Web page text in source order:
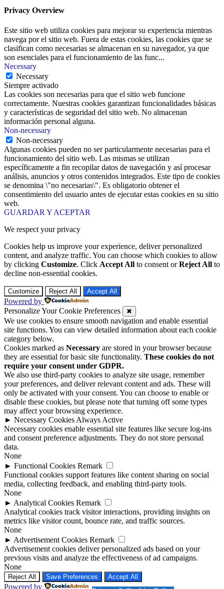
Privacy Overview
Este sitio web utiliza cookies para mejorar su experiencia mientras
navega por el sitio web. Fuera de estas cookies, las cookies que se
clasifican como necesarias se almacenan en su navegador, ya que
son esenciales para el funcionamiento de las func...
Necessary
Necessary
Siempre activado
Las cookies son necesarias para que el sitio web funcione
correctamente. Nuestras cookies garantizan funcionalidades básicas
y características de seguridad del sitio web. No almacenan
información personal alguna.
Non-necessary
Non-necessary
Algunas cookies pueden no ser particularmente necesarias para el
funcionamiento del sitio web. Las mismas se utilizan
específicamente a fin recopilar datos de navegación y así procesar
análisis, anuncios y otros contenidos integrados. Este tipo de cookies
se denomina \"no necesarias\". Es obligatorio obtener el
consentimiento del usuario antes de ejecutar estas cookies en su sitio
web.
GUARDAR Y ACEPTAR
We respect your privacy
Cookies help us improve your experience, deliver personalized
content, and analyze traffic. You can choose which cookies to allow
by clicking Customize. Click Accept All to consent orReject All to
decline non-essential cookies.
Customize Reject All Accept All
Powered by
Personalize Your Cookie Preferences
✖
We use cookies to ensure smooth navigation and enable essential
site functions. You can view detailed information about each cookie
category below.
Cookies marked as Necessary are stored in your browser because
they are essential for basic site functionality. These cookies do not
require your consent under GDPR.
We also use third-party cookies to analyze site usage, remember
your preferences, and deliver relevant content and ads. These will
only be activated with your consent. You can choose to enable or
disable these cookies, but please note that turning off some types
may affect your browsing experience.
► Necessary Cookies Always Active
Necessary cookies enable essential site features like secure log-ins
and consent preference adjustments. They do not store personal
data.
None
► Functional Cookies Remark
Functional cookies support features like content sharing on social
media, collecting feedback, and enabling third-party tools.
None
► Analytical Cookies Remark
Analytical cookies track visitor interactions, providing insights on
metrics like visitor count, bounce rate, and traffic sources.
None
► Advertisement Cookies Remark
Advertisement cookies deliver personalized ads based on your
previous visits and analyze the effectiveness of ad campaigns.
None
Reject All Save Preferences Accept All
Powered by